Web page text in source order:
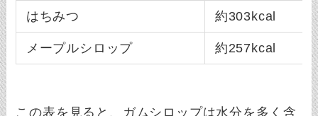
はちみつ 約303kcal
メープルシロップ 約257kcal
この表を見ると、ガムシロップは水分を多く含